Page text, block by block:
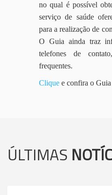
no qual é possível
serviço de saúde
para a realização de
O Guia ainda traz
telefones de
frequentes.
Clique e confira o
ÚLTIMAS